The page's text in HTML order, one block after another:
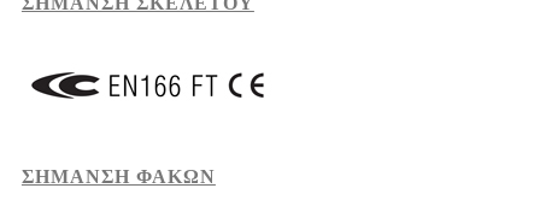
ΣΗΜΑΝΣΗ ΦΑΚΩΝ